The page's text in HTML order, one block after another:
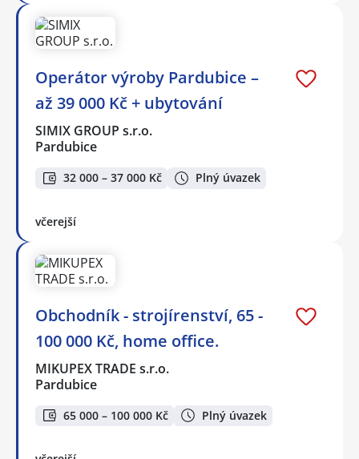
Operátor výroby Pardubice –
až 39 000 Kč + ubytování
SIMIX GROUP s.r.o.
Pardubice
32 000 – 37 000 Kč Plný úvazek
včerejší
Obchodník - strojírenství, 65 -
100 000 Kč, home office.
MIKUPEX TRADE s.r.o.
Pardubice
65 000 – 100 000 Kč Plný úvazek